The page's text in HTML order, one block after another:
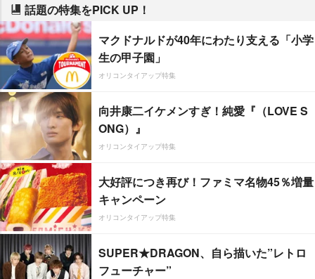
話題の特集をPICK UP！
マクドナルドが40年にわたり支える「小学
生の甲子園」
オリコンタイアップ特集
向井康二イケメンすぎ！純愛『（LOVE S
ONG）』
オリコンタイアップ特集
大好評につき再び！ファミマ名物45％増量
キャンペーン
オリコンタイアップ特集
SUPER★DRAGON、自ら描いた”レトロ
フューチャー”